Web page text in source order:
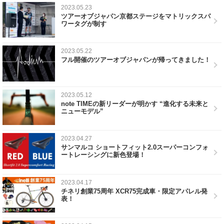
2023.05.23
ツアーオブジャパン京都ステージをマトリックスパ
ワータグが制す
2023.05.22
フル開催のツアーオブジャパンが帰ってきました！
2023.05.12
note TIMEの新リーダーが明かす “進化する未来と
ニューモデル”
2023.04.27
サンマルコ ショートフィット2.0スーパーコンフォ
ートレーシングに新色登場！
2023.04.17
チネリ創業75周年 XCR75完成車・限定アパレル発
表！